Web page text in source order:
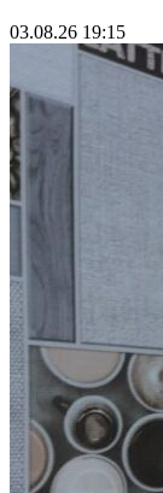
03.08.26 19:15